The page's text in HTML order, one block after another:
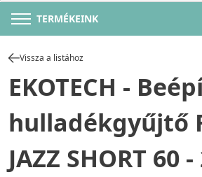
TERMÉKEINK
Vissza a listához
EKOTECH -
hulladékgyűjtő
JAZZ SHORT 60